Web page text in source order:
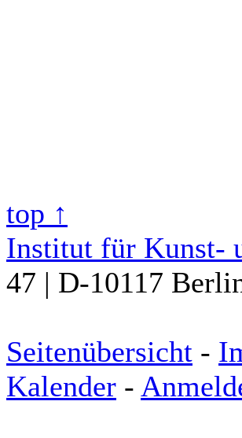
top ↑
Institut für Kunst-
47 | D-10117
Seitenübersicht -
Kalender -